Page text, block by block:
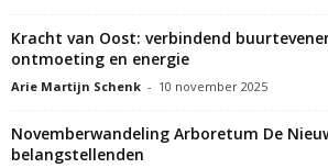
Kracht van Oost: verbindend
ontmoeting en energie
Arie Martijn Schenk - 10 november 2025
Novemberwandeling Arboretum De
belangstellenden